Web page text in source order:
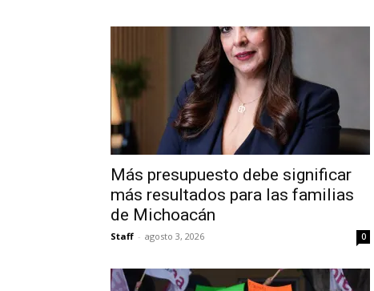
Más presupuesto debe significar
más resultados para las familias
de Michoacán
Staff - agosto 3, 2026 0